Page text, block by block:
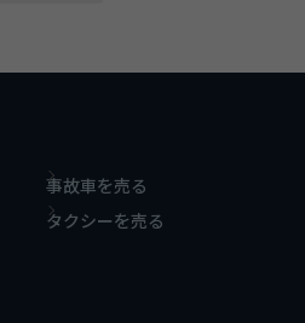
事故車を売る
タクシーを売る